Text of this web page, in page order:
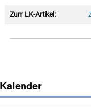
Zum LK-Artikel:
Kalender